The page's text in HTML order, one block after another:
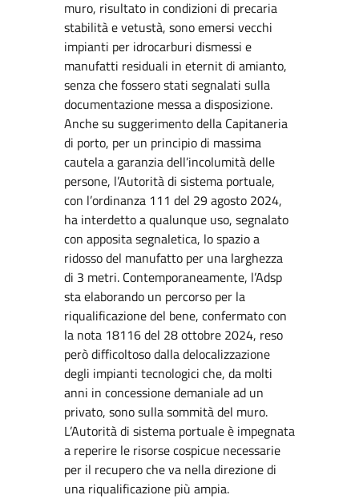
muro, risultato in condizioni di precaria
stabilità e vetustà, sono emersi vecchi
impianti per idrocarburi dismessi e
manufatti residuali in eternit di amianto,
senza che fossero stati segnalati sulla
documentazione messa a disposizione.
Anche su suggerimento della Capitaneria
di porto, per un principio di massima
cautela a garanzia dell’incolumità delle
persone, l’Autorità di sistema portuale,
con l’ordinanza 111 del 29 agosto 2024,
ha interdetto a qualunque uso, segnalato
con apposita segnaletica, lo spazio a
ridosso del manufatto per una larghezza
di 3 metri. Contemporaneamente, l’Adsp
sta elaborando un percorso per la
riqualificazione del bene, confermato con
la nota 18116 del 28 ottobre 2024, reso
però difficoltoso dalla delocalizzazione
degli impianti tecnologici che, da molti
anni in concessione demaniale ad un
privato, sono sulla sommità del muro.
L’Autorità di sistema portuale è impegnata
a reperire le risorse cospicue necessarie
per il recupero che va nella direzione di
una riqualificazione più ampia.